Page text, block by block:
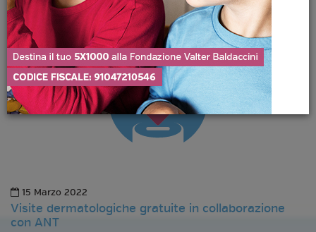
15 Marzo 2022
Visite dermatologiche gratuite in collaborazione
con ANT